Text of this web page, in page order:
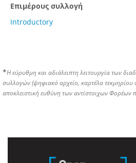
Επιμέρους συλλογή
Introductory
*Η εύρυθμη και αδιάλειπτη λειτουργία των
συλλογών (ψηφιακό αρχείο, καρτέλα τεκμηρίου
αποκλειστική ευθύνη των αντίστοιχων Φορέων